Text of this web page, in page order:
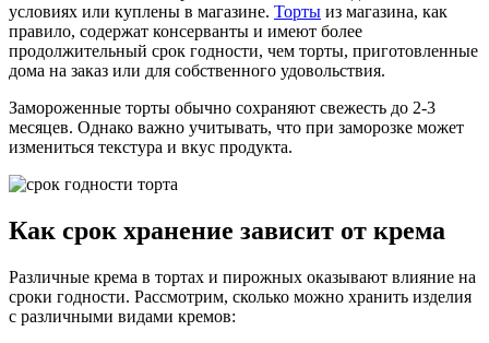
условиях или куплены в магазине. Торты из магазина, как
правило, содержат консерванты и имеют более
продолжительный срок годности, чем торты, приготовленные
дома на заказ или для собственного удовольствия.
Замороженные торты обычно сохраняют свежесть до 2-3
месяцев. Однако важно учитывать, что при заморозке может
измениться текстура и вкус продукта.
Как срок хранение зависит от крема
Различные крема в тортах и пирожных оказывают влияние на
сроки годности. Рассмотрим, сколько можно хранить изделия
с различными видами кремов: